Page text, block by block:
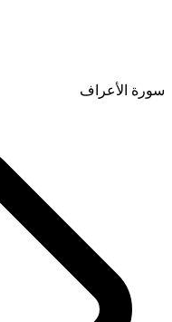
سورة الأعراف